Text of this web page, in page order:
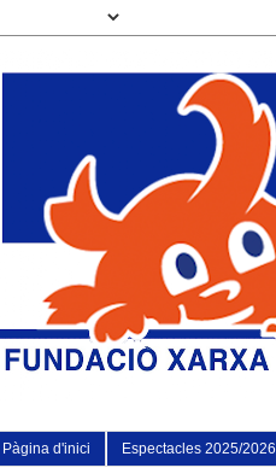
Pàgina d'inici Espectacles 2025/2026